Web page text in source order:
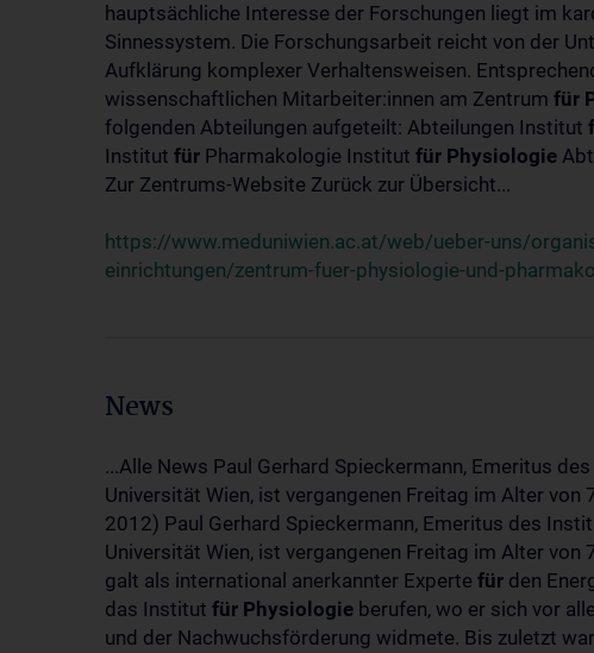
hauptsächliche Interesse der Forschungen liegt im
Sinnessystem. Die Forschungsarbeit reicht von der
Aufklärung komplexer Verhaltensweisen.
wissenschaftlichen Mitarbeiter:innen am Zentrum für
folgenden Abteilungen aufgeteilt: Abteilungen Institut
Institut für Pharmakologie Institut für Physiologie
Zur Zentrums-Website Zurück zur Übersicht...
https://www.meduniwien.ac.at/web/ueber-uns/
einrichtungen/zentrum-fuer-physiologie-und-
News
...Alle News Paul Gerhard Spieckermann, Emeritus
Universität Wien, ist vergangenen Freitag im Alter
2012) Paul Gerhard Spieckermann, Emeritus des
Universität Wien, ist vergangenen Freitag im Alter
galt als international anerkannter Experte für den
das Institut für Physiologie berufen, wo er sich vor
und der Nachwuchsförderung widmete. Bis zuletzt